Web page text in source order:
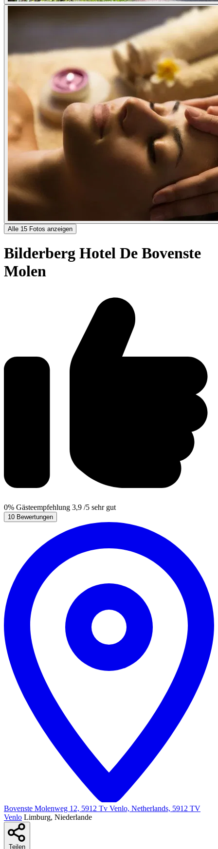
Alle 15 Fotos anzeigen
Bilderberg Hotel De Bovenste
Molen
0% Gästeempfehlung 3,9 /5 sehr gut
10 Bewertungen
Bovenste Molenweg 12, 5912 Tv Venlo, Netherlands, 5912 TV
Venlo Limburg, Niederlande
Teilen